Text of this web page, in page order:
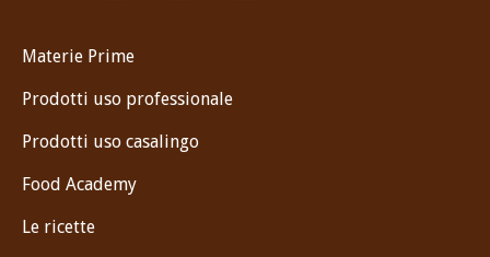
Materie Prime
Prodotti uso professionale
Prodotti uso casalingo
Food Academy
Le ricette